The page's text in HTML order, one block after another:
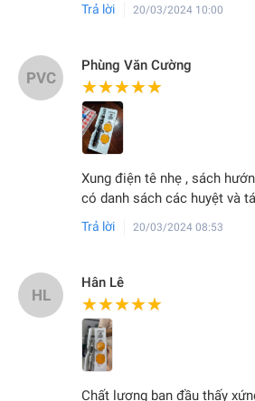
Trả lời 20/03/2024 10:00
PVC
Phùng Văn Cường
★★★★★
★★★★★
Xung điện tê nhẹ , sách
có danh sách các huyệt và
Trả lời 20/03/2024 08:53
HL
Hân Lê
★★★★★
★★★★★
Chất lượng ban đầu thấy